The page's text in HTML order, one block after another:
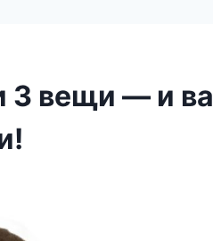
3 вещи — и